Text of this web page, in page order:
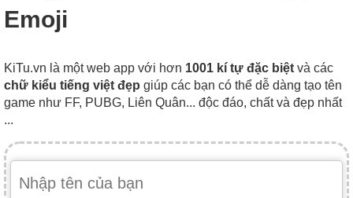
Emoji
KiTu.vn là một web app với hơn 1001 kí tự đặc biệt và các
chữ kiểu tiếng việt đẹp giúp các bạn có thể dễ dàng tạo tên
game như FF, PUBG, Liên Quân... độc đáo, chất và đẹp nhất
...